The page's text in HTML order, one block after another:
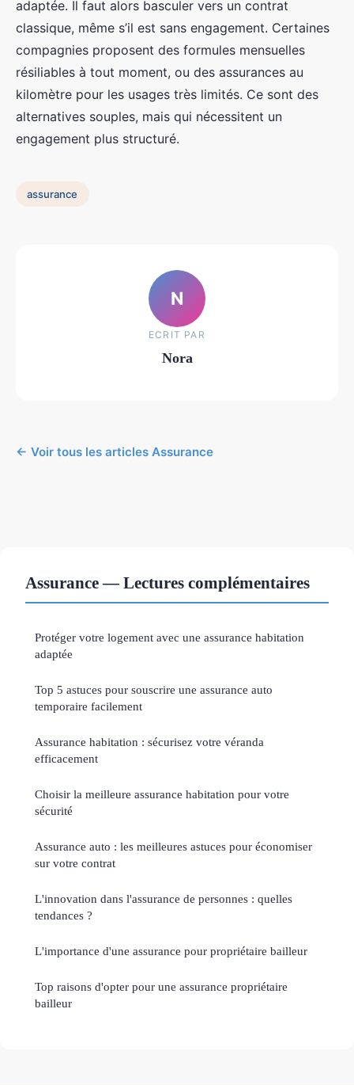
adaptée. Il faut alors basculer vers un contrat
classique, même s’il est sans engagement. Certaines
compagnies proposent des formules mensuelles
résiliables à tout moment, ou des assurances au
kilomètre pour les usages très limités. Ce sont des
alternatives souples, mais qui nécessitent un
engagement plus structuré.
assurance
N
ECRIT PAR
Nora
← Voir tous les articles Assurance
Assurance — Lectures complémentaires
Protéger votre logement avec une assurance habitation
adaptée
Top 5 astuces pour souscrire une assurance auto
temporaire facilement
Assurance habitation : sécurisez votre véranda
efficacement
Choisir la meilleure assurance habitation pour votre
sécurité
Assurance auto : les meilleures astuces pour économiser
sur votre contrat
L'innovation dans l'assurance de personnes : quelles
tendances ?
L'importance d'une assurance pour propriétaire bailleur
Top raisons d'opter pour une assurance propriétaire
bailleur